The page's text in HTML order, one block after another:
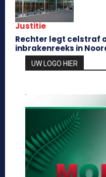
Justitie
Rechter legt celstraf
inbrakenreeks in
UW LOGO HIER